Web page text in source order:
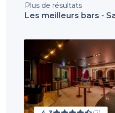
Plus de résultats
Les meilleurs bars -